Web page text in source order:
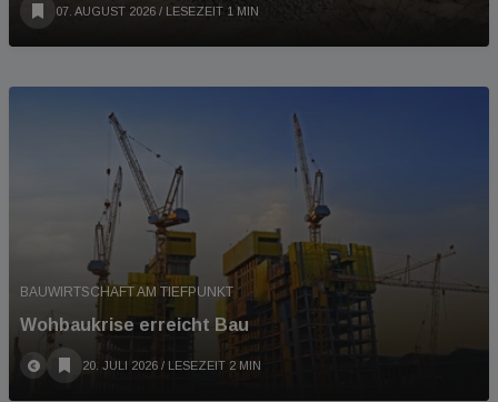
07. AUGUST 2026 / LESEZEIT 1 MIN
BAUWIRTSCHAFT AM TIEFPUNKT
Wohbaukrise erreicht Bau
20. JULI 2026 / LESEZEIT 2 MIN